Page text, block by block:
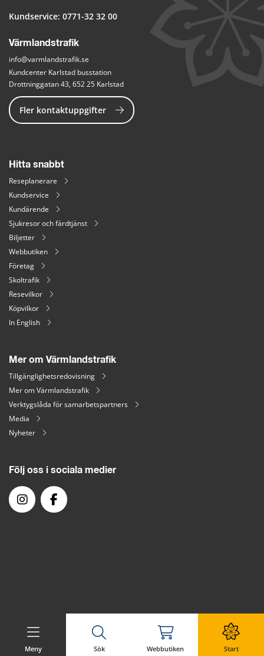
Meny Sök Webbutiken Start
Kundservice: 0771-32 32 00
Värmlandstrafik
info@varmlandstrafik.se
Kundcenter Karlstad busstation
Drottninggatan 43, 652 25 Karlstad
Fler kontaktuppgifter
Hitta snabbt
Reseplanerare
Kundservice
Kundärende
Sjukresor och färdtjänst
Biljetter
Webbutiken
Företag
Skoltrafik
Resevilkor
Köpvilkor
In English
Mer om Värmlandstrafik
Tillgänglighetsredovisning
Mer om Värmlandstrafik
Verktygslåda för samarbetspartners
Media
Nyheter
Följ oss i sociala medier